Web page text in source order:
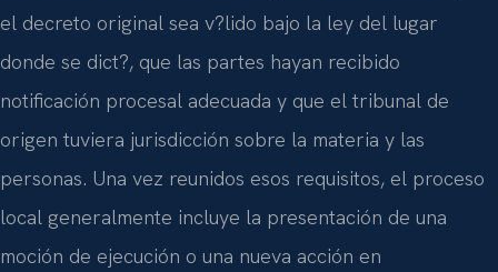
el decreto original sea v?lido bajo la ley del lugar
donde se dict?, que las partes hayan recibido
notificación procesal adecuada y que el tribunal de
origen tuviera jurisdicción sobre la materia y las
personas. Una vez reunidos esos requisitos, el proceso
local generalmente incluye la presentación de una
moción de ejecución o una nueva acción en